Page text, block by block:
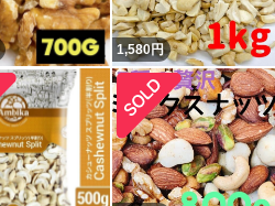
1,580円